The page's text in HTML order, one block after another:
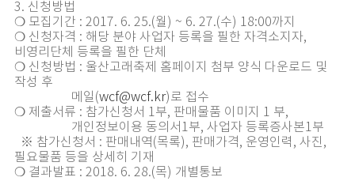
3. 신청방법
❍ 모집기간 : 2017. 6. 25.(월) ~ 6. 27.(수) 18:00까지
❍ 신청자격 : 해당 분야 사업자 등록을 필한 자격소지자,
비영리단체 등록을 필한 단체
❍ 신청방법 : 울산고래축제 홈페이지 첨부 양식 다운로드 및
작성 후
메일(wcf@wcf.kr)로 접수
❍ 제출서류 : 참가신청서 1부, 판매물품 이미지 1 부,
개인정보이용 동의서1부, 사업자 등록증사본1부
※ 참가신청서 : 판매내역(목록), 판매가격, 운영인력, 사진,
필요물품 등을 상세히 기재
❍ 결과발표 : 2018. 6. 28.(목) 개별통보